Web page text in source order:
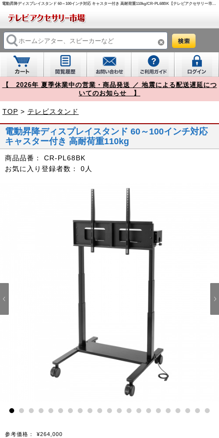
電動昇降ディスプレイスタンド 60～100インチ対応 キャスター付き 高耐荷重110kg/CR-PL68BK【テレビアクセサリー市場】
【 2026年 夏季休業中の営業・商品発送 ／ 地震による配送遅延につ
いてのお知らせ 】
TOP > テレビスタンド
電動昇降ディスプレイスタンド 60～100インチ対応
キャスター付き 高耐荷重110kg
商品品番：
CR-PL68BK
お気に入り登録者数：
0人
10 11 12 13 14 15 16 17 18 19 20
参考価格： ¥264,000